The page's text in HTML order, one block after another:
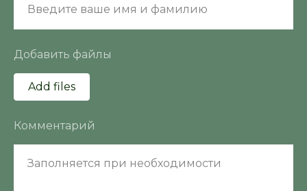
Добавить файлы
Add files
Комментарий